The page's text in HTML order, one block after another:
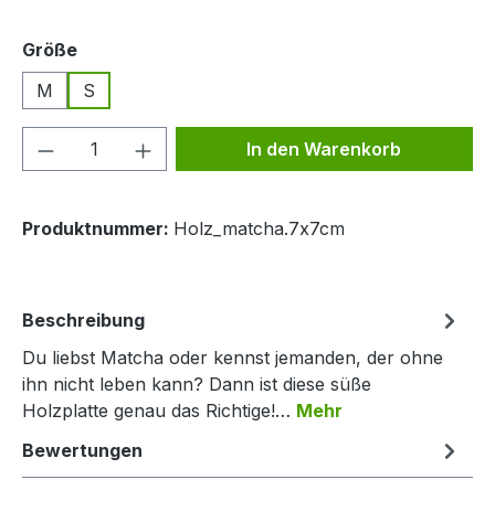
Größeauswählen
M
S
Produkt Anzahl: Gib denIn den Warenkorb
Produktnummer: Holz_matcha.7x7cm
Beschreibung
Du liebst Matcha oder kennst jemanden, der ohne
ihn nicht leben kann? Dann ist diese süße
Holzplatte genau das Richtige!… Mehr
Bewertungen